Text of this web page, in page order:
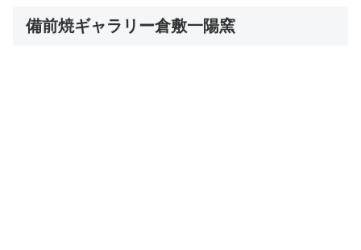
備前焼ギャラリー倉敷一陽窯